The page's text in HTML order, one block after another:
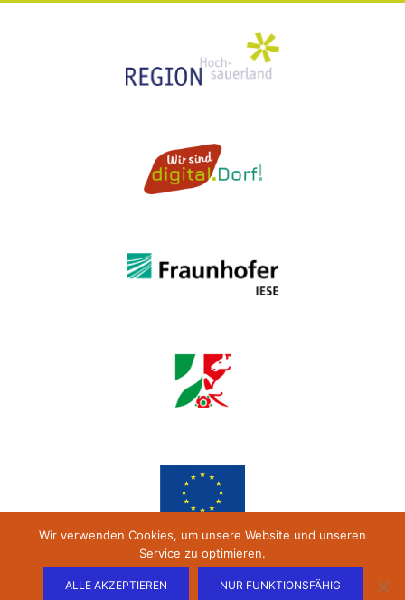
Wir verwenden Cookies, um unsere Website und unseren
Service zu optimieren.
ALLE AKZEPTIEREN NUR FUNKTIONSFÄHIG